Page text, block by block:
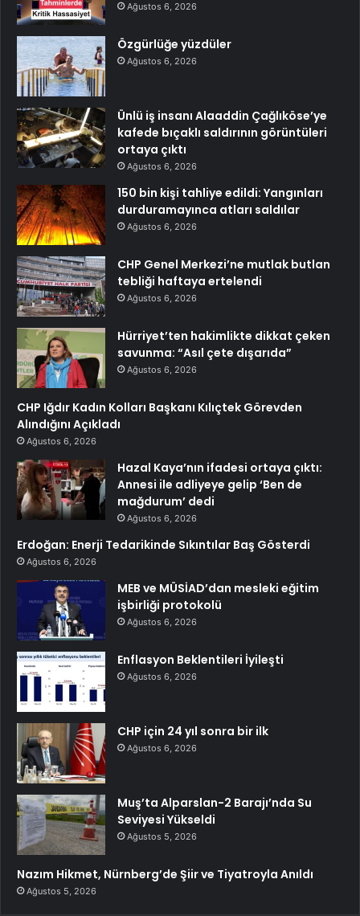
Ağustos 6, 2026
Özgürlüğe yüzdüler
Ağustos 6, 2026
Ünlü iş insanı Alaaddin Çağlıköse’ye
kafede bıçaklı saldırının görüntüleri
ortaya çıktı
Ağustos 6, 2026
150 bin kişi tahliye edildi: Yangınları
durduramayınca atları saldılar
Ağustos 6, 2026
CHP Genel Merkezi’ne mutlak butlan
tebliği haftaya ertelendi
Ağustos 6, 2026
Hürriyet’ten hakimlikte dikkat çeken
savunma: “Asıl çete dışarıda”
Ağustos 6, 2026
CHP Iğdır Kadın Kolları Başkanı Kılıçtek Görevden
Alındığını Açıkladı
Ağustos 6, 2026
Hazal Kaya’nın ifadesi ortaya çıktı:
Annesi ile adliyeye gelip ‘Ben de
mağdurum’ dedi
Ağustos 6, 2026
Erdoğan: Enerji Tedarikinde Sıkıntılar Baş Gösterdi
Ağustos 6, 2026
MEB ve MÜSİAD’dan mesleki eğitim
işbirliği protokolü
Ağustos 6, 2026
Enflasyon Beklentileri İyileşti
Ağustos 6, 2026
CHP için 24 yıl sonra bir ilk
Ağustos 6, 2026
Muş’ta Alparslan-2 Barajı’nda Su
Seviyesi Yükseldi
Ağustos 5, 2026
Nazım Hikmet, Nürnberg’de Şiir ve Tiyatroyla Anıldı
Ağustos 5, 2026